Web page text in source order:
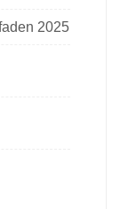
2025